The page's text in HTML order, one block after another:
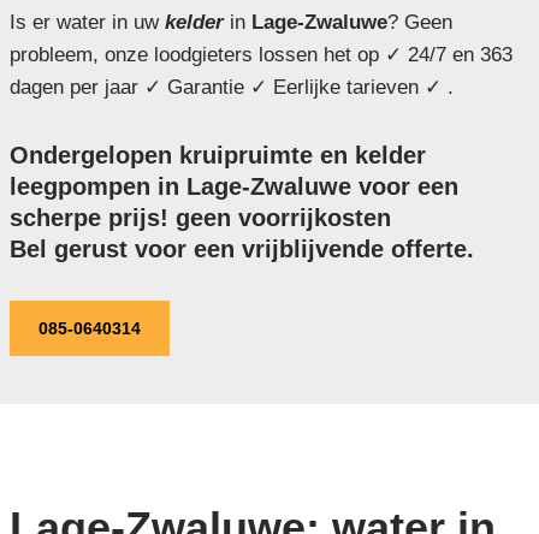
Is er water in uw kelderin Lage-Zwaluwe? Geen
probleem, onze loodgieters lossen het op ✓ 24/7 en 363
dagen per jaar ✓ Garantie ✓ Eerlijke tarieven ✓ .
Ondergelopen kruipruimte en kelder
leegpompen in Lage-Zwaluwe voor een
scherpe prijs! geen voorrijkosten
Bel gerust voor een vrijblijvende offerte.
085-0640314